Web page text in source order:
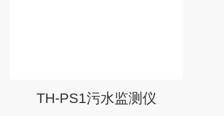
TH-PS1污水监测仪